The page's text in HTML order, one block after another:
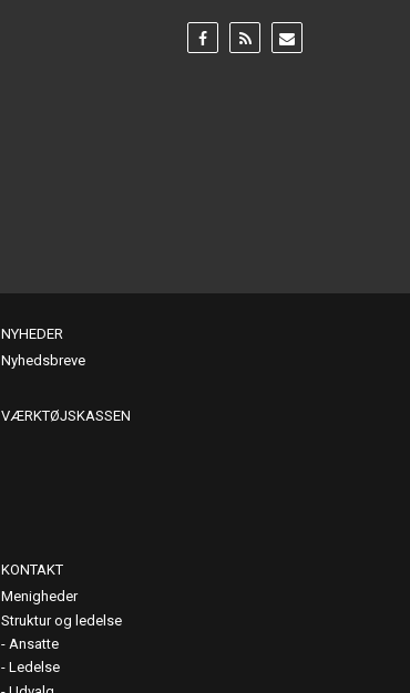
Gå
til:
Gå
til:
Gå
til:
NYHEDER
Nyhedsbreve
VÆRKTØJSKASSEN
KONTAKT
Menigheder
Struktur og ledelse
Ansatte
Ledelse